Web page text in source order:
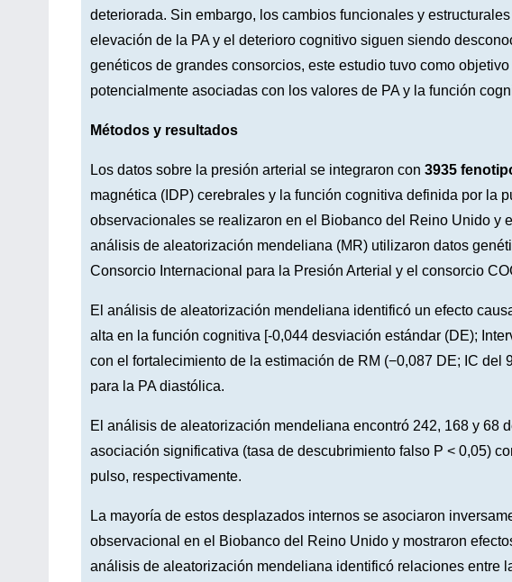
deteriorada. Sin embargo, los cambios funcionales y
elevación de la PA y el deterioro cognitivo siguen siendo
genéticos de grandes consorcios, este estudio tuvo como
potencialmente asociadas con los valores de PA y la función
Métodos y resultados
Los datos sobre la presión arterial se integraron con 3935
magnética (IDP) cerebrales y la función cognitiva definida por la
observacionales se realizaron en el Biobanco del Reino Unido y
análisis de aleatorización mendeliana (MR) utilizaron datos
Consorcio Internacional para la Presión Arterial y el consorcio
El análisis de aleatorización mendeliana identificó un efecto
alta en la función cognitiva [-0,044 desviación estándar (DE);
con el fortalecimiento de la estimación de RM (−0,087 DE; IC del
para la PA diastólica.
El análisis de aleatorización mendeliana encontró 242, 168 y 68
asociación significativa (tasa de descubrimiento falso P < 0,05)
pulso, respectivamente.
La mayoría de estos desplazados internos se asociaron
observacional en el Biobanco del Reino Unido y mostraron
análisis de aleatorización mendeliana identificó relaciones entre